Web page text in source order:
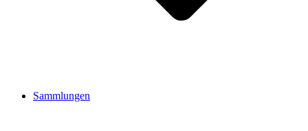
Sammlungen